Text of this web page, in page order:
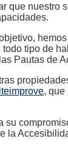
que
tipo de
Pautas de
, que
su
la